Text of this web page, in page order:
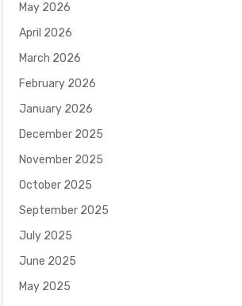
May 2026
April 2026
March 2026
February 2026
January 2026
December 2025
November 2025
October 2025
September 2025
July 2025
June 2025
May 2025